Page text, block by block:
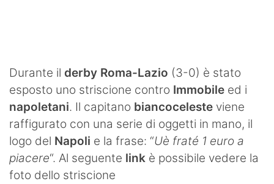
Contatti
Durante il derby Roma-Lazio (3-0) è stato
esposto uno striscione contro Immobile ed i
napoletani. Il capitano biancoceleste viene
raffigurato con una serie di oggetti in mano, il
logo del Napoli e la frase: “Uè fraté 1 euro a
piacere“. Al seguente link è possibile vedere la
foto dello striscione